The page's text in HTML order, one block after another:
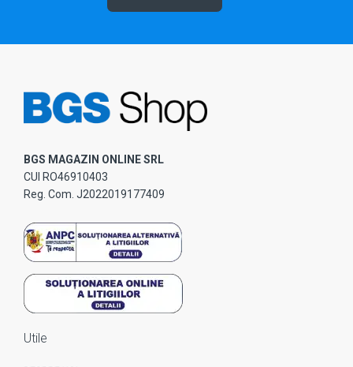
BGS MAGAZIN ONLINE SRL
CUI RO46910403
Reg. Com. J2022019177409
Utile